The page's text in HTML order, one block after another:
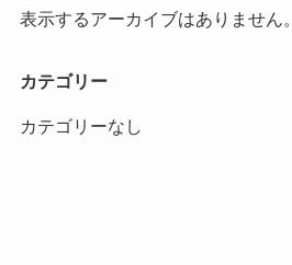
表示するアーカイブはありません。
カテゴリー
カテゴリーなし